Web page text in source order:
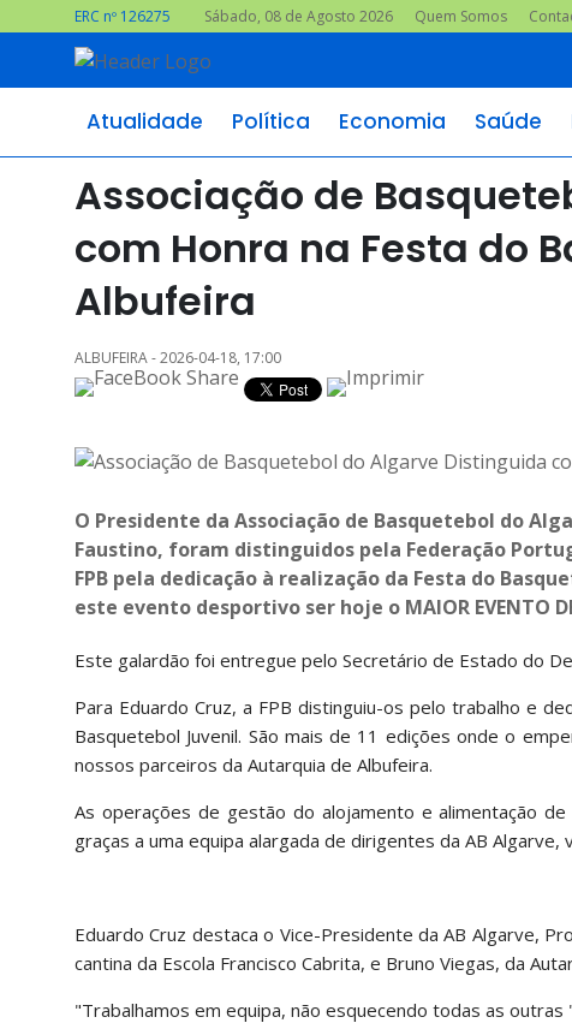
ERC nº 126275 Sábado, 08 de Agosto 2026 Quem Somos
Atualidade Política Economia Saúde
Associação de
com Honra na Festa do
Albufeira
ALBUFEIRA - 2026-04-18, 17:00
O Presidente da Associação de Basquetebol do
Faustino, foram distinguidos pela Federação
FPB pela dedicação à realização da Festa do
este evento desportivo ser hoje o MAIOR EVENTO
Este galardão foi entregue pelo Secretário de Estado do
Para Eduardo Cruz, a FPB distinguiu-os pelo trabalho e
Basquetebol Juvenil. São mais de 11 edições onde o
nossos parceiros da Autarquia de Albufeira.
As operações de gestão do alojamento e alimentação
graças a uma equipa alargada de dirigentes da AB
Eduardo Cruz destaca o Vice-Presidente da AB Algarve,
cantina da Escola Francisco Cabrita, e Bruno Viegas, da
"Trabalhamos em equipa, não esquecendo todas as